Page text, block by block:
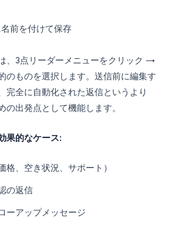
前を付けて保存
、3点リーダーメニューをクリック →
のものを選択します。送信前に編集す
完全に自動化された返信というより
の出発点として機能します。
果的なケース:
格、空き状況、サポート）
の返信
ーアップメッセージ